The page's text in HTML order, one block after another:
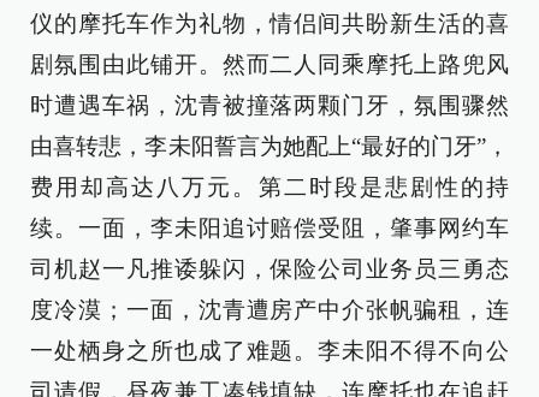
仪的摩托车作为礼物，情侣间共盼新生活的喜
剧氛围由此铺开。然而二人同乘摩托上路兜风
时遭遇车祸，沈青被撞落两颗门牙，氛围骤然
由喜转悲，李未阳誓言为她配上“最好的门牙”，
费用却高达八万元。第二时段是悲剧性的持
续。一面，李未阳追讨赔偿受阻，肇事网约车
司机赵一凡推诿躲闪，保险公司业务员三勇态
度冷漠；一面，沈青遭房产中介张帆骗租，连
一处栖身之所也成了难题。李未阳不得不向公
司请假，昼夜兼工凑钱填缺，连摩托也在追赶